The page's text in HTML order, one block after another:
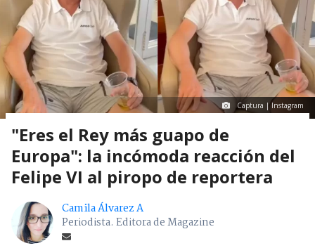
Captura | Instagram
"Eres el Rey más guapo de
Europa": la incómoda reacción del
Felipe VI al piropo de reportera
Camila Álvarez A
Periodista. Editora de Magazine